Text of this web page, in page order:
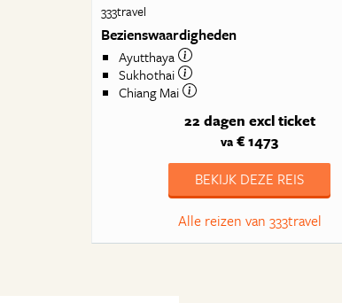
333travel
Bezienswaardigheden
Ayutthaya
Sukhothai
Chiang Mai
22 dagen excl ticket
va € 1473
BEKIJK DEZE REIS
Alle reizen van 333travel